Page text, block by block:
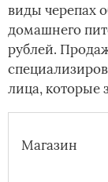
виды черепах
домашнего
рублей.
лица, которые
Магазин